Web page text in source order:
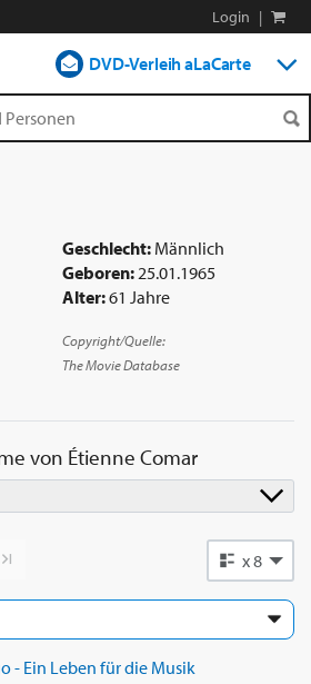
Login |
DVD-Verleih aLaCarte
Geschlecht: Männlich
Geboren:25.01.1965
Alter:61 Jahre
Copyright/Quelle:
The Movie Database
von Étienne Comar
Seite x 8
- Ein Leben für die Musik